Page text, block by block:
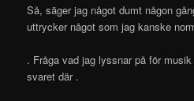
Så, säger jag något dumt någon
uttrycker något som jag kanske
. Fråga vad jag lyssnar på för
svaret där .